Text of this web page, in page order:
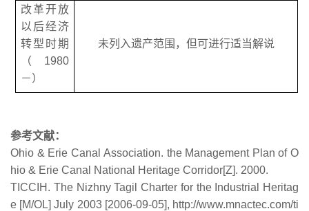
改革开放
以后经济
转型时期
（1980
－）
未列入遗产范围，但可进行适当解说
参考文献：
Ohio & Erie Canal Association. the Management Plan of O
hio & Erie Canal National Heritage Corridor[Z]. 2000.
TICCIH. The Nizhny Tagil Charter for the Industrial Heritag
e [M/OL] July 2003 [2006-09-05], http://www.mnactec.com/ti